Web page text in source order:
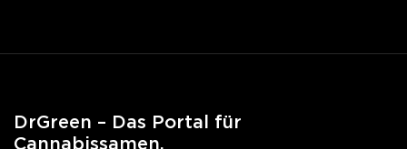
DrGreen – Das Portal für
Cannabissamen.